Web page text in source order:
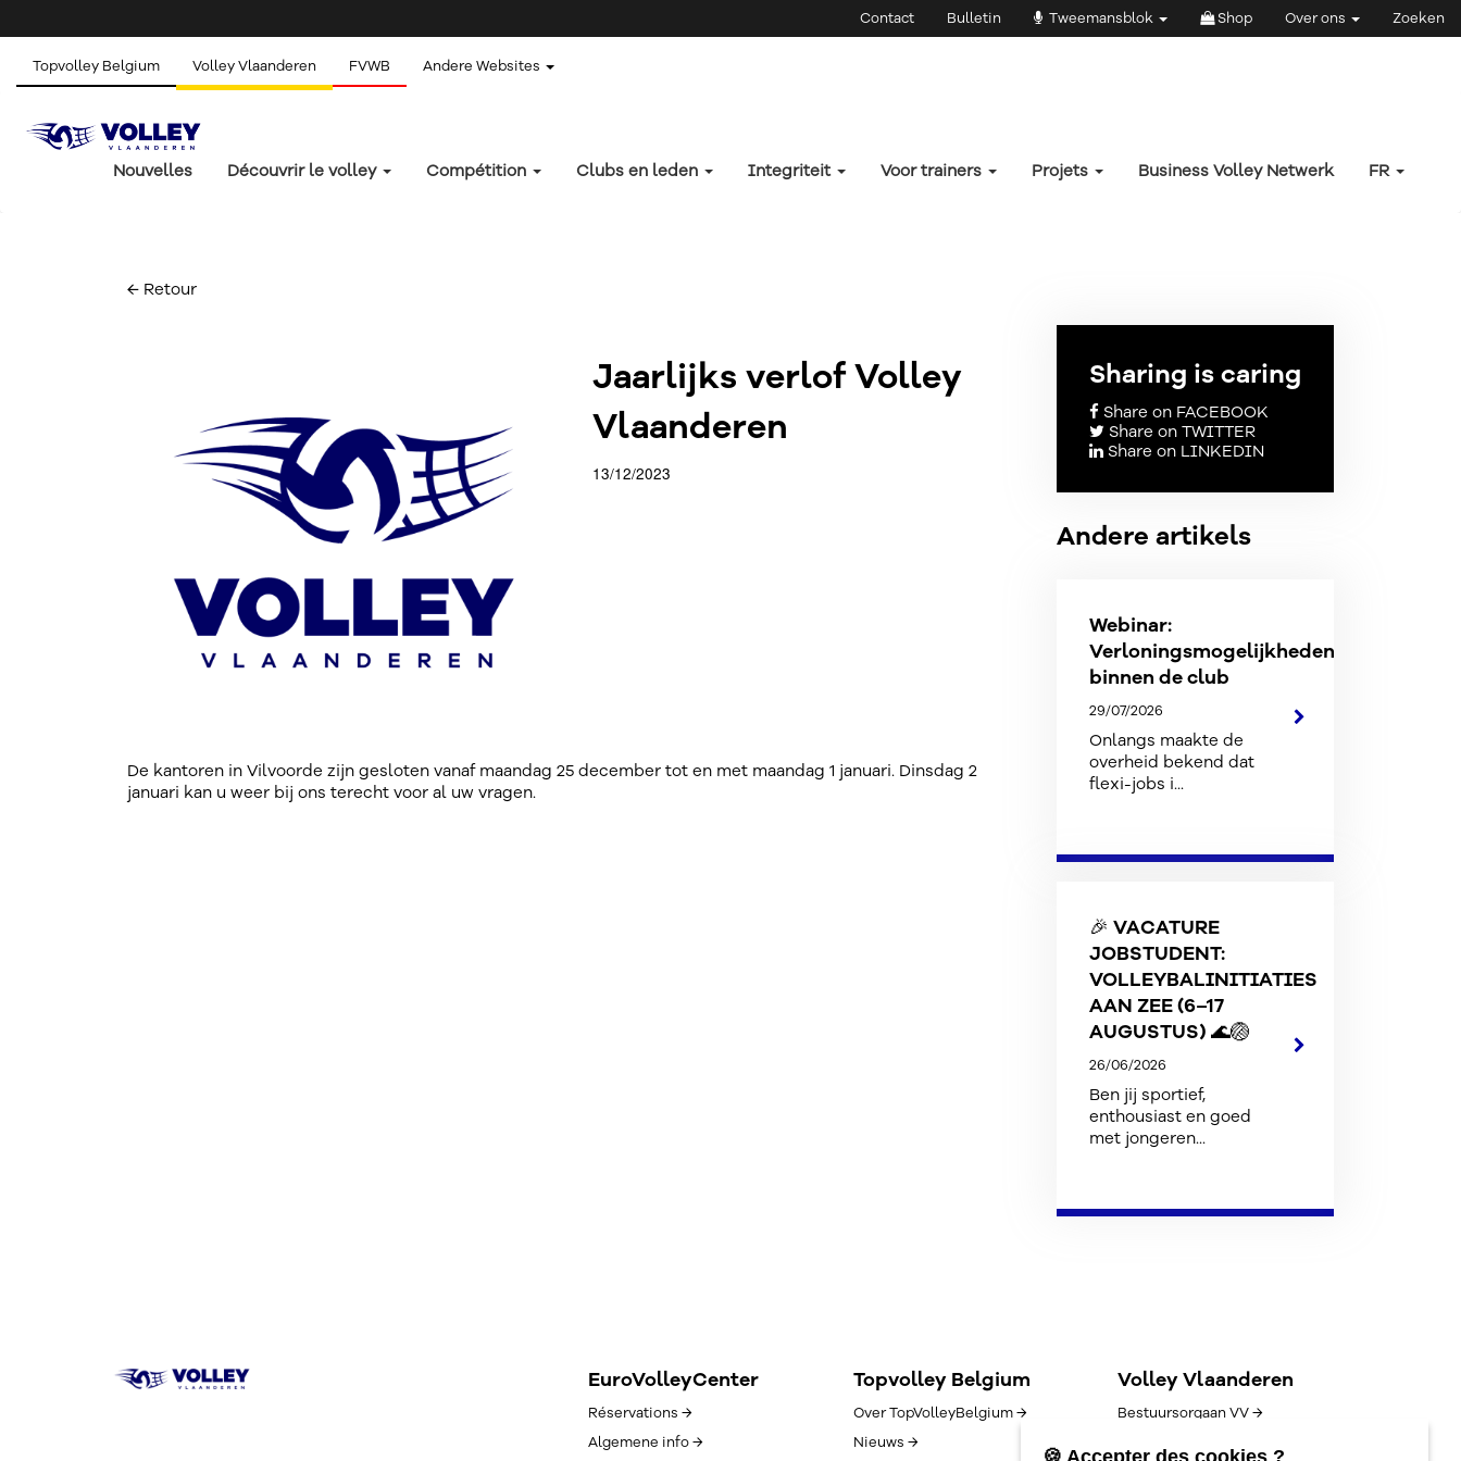
Contact Bulletin Tweemansblok Shop Over ons Zoeken
Topvolley Belgium Volley Vlaanderen FVWB Andere Websites
Nouvelles Découvrir le volley Compétition Clubs en leden Integriteit Voor trainers Projets Business Volley Netwerk FR
← Retour
Jaarlijks verlof Volley
Vlaanderen
13/12/2023
De kantoren in Vilvoorde zijn gesloten vanaf maandag 25 december tot en met maandag 1 januari. Dinsdag 2
januari kan u weer bij ons terecht voor al uw vragen.
Sharing is caring
Share on FACEBOOK
Share on TWITTER
Share on LINKEDIN
Andere artikels
Webinar:
Verloningsmogelijkheden
binnen de club
29/07/2026
Onlangs maakte de
overheid bekend dat
flexi-jobs i...
🎉 VACATURE
JOBSTUDENT:
VOLLEYBALINITIATIES
AAN ZEE (6–17
AUGUSTUS) 🌊🏐
26/06/2026
Ben jij sportief,
enthousiast en goed
met jongeren...
Volley Vlaanderen
Bestuursorgaan VV →
Topvolley Belgium
Over TopVolleyBelgium →
Nieuws →
EuroVolleyCenter
Réservations →
Algemene info →
🍪 Accepter des cookies ?